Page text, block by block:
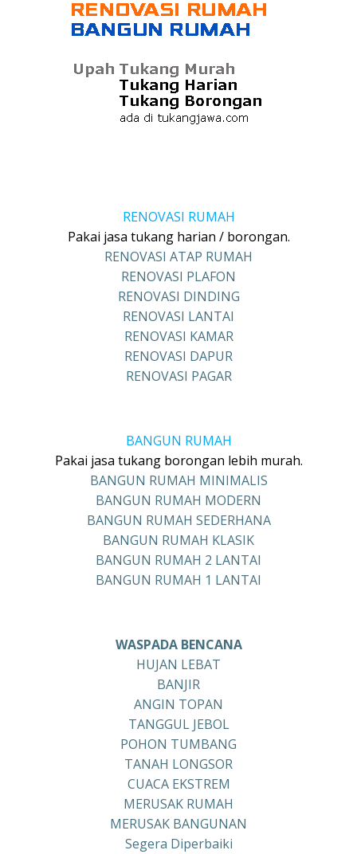
RENOVASI RUMAH
Pakai jasa tukang harian / borongan.
RENOVASI ATAP RUMAH
RENOVASI PLAFON
RENOVASI DINDING
RENOVASI LANTAI
RENOVASI KAMAR
RENOVASI DAPUR
RENOVASI PAGAR
BANGUN RUMAH
Pakai jasa tukang borongan lebih murah.
BANGUN RUMAH MINIMALIS
BANGUN RUMAH MODERN
BANGUN RUMAH SEDERHANA
BANGUN RUMAH KLASIK
BANGUN RUMAH 2 LANTAI
BANGUN RUMAH 1 LANTAI
WASPADA BENCANA
HUJAN LEBAT
BANJIR
ANGIN TOPAN
TANGGUL JEBOL
POHON TUMBANG
TANAH LONGSOR
CUACA EKSTREM
MERUSAK RUMAH
MERUSAK BANGUNAN
Segera Diperbaiki